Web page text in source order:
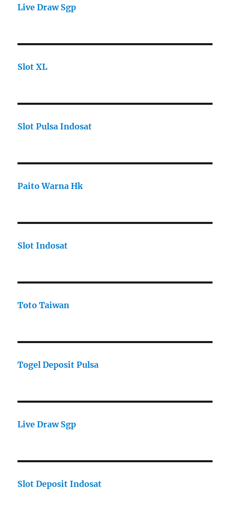
Live Draw Sgp
Slot XL
Slot Pulsa Indosat
Paito Warna Hk
Slot Indosat
Toto Taiwan
Togel Deposit Pulsa
Live Draw Sgp
Slot Deposit Indosat